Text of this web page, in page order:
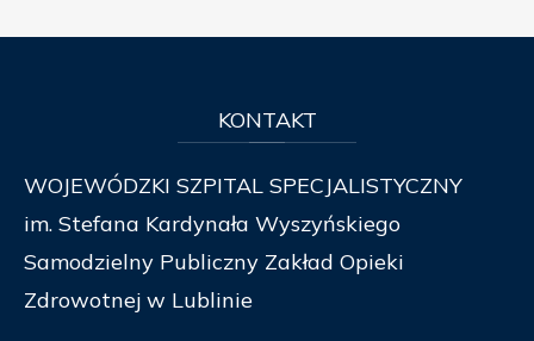
KONTAKT
WOJEWÓDZKI SZPITAL SPECJALISTYCZNY
im. Stefana Kardynała Wyszyńskiego
Samodzielny Publiczny Zakład Opieki
Zdrowotnej w Lublinie